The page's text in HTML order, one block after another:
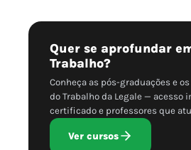
Quer se aprofundar
Trabalho?
Conheça as pós-graduações e
do Trabalho da Legale — acesso
certificado e professores que
Ver cursos